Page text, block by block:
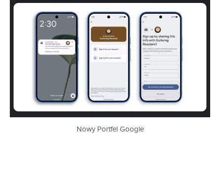
Nowy Portfel Google